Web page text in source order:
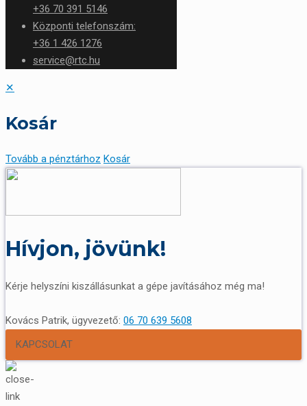
+36 70 391 5146
Központi telefonszám:
+36 1 426 1276
service@rtc.hu
✕
Kosár
Tovább a pénztárhoz Kosár
Hívjon, jövünk!
Kérje helyszíni kiszállásunkat a gépe javításához még ma!
Kovács Patrik, ügyvezető: 06 70 639 5608
KAPCSOLAT